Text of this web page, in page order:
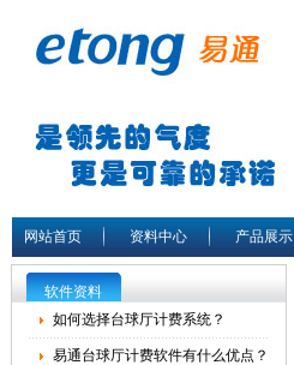
网站首页 资料中心 产品展示
软件资料
如何选择台球厅计费系统？
易通台球厅计费软件有什么优点？